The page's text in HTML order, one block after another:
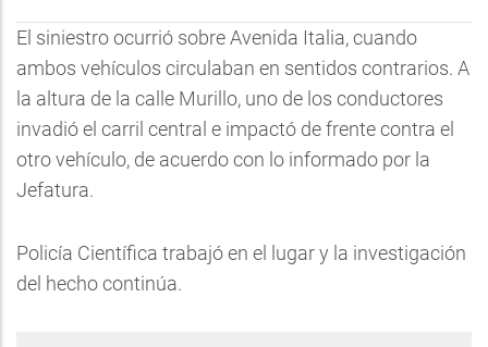
El siniestro ocurrió sobre Avenida Italia, cuando
ambos vehículos circulaban en sentidos contrarios. A
la altura de la calle Murillo, uno de los conductores
invadió el carril central e impactó de frente contra el
otro vehículo, de acuerdo con lo informado por la
Jefatura.
Policía Científica trabajó en el lugar y la investigación
del hecho continúa.